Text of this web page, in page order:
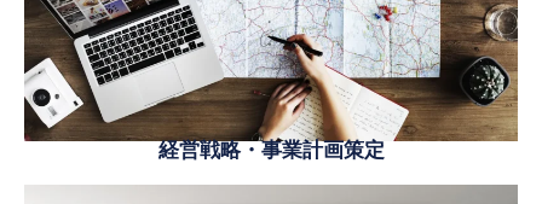
経営戦略・事業計画策定